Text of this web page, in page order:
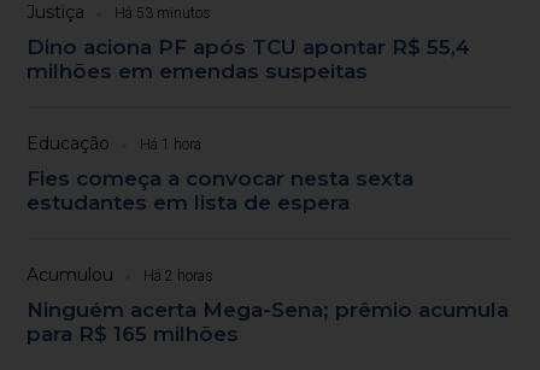
Justiça Há 53 minutos
Dino aciona PF após TCU apontar R$ 55,4
milhões em emendas suspeitas
Educação Há 1 hora
Fies começa a convocar nesta sexta
estudantes em lista de espera
Acumulou Há 2 horas
Ninguém acerta Mega-Sena; prêmio acumula
para R$ 165 milhões